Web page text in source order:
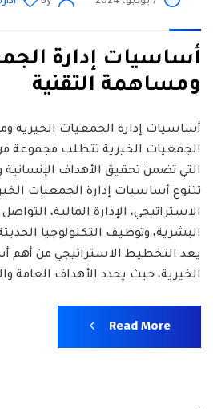
أساسيات إدارة
ومساهمة التقنية
أساسيات إدارة الجمعيات الخيرية
الجمعيات الخيرية تتطلب مجموعة
التي تضمن تحقيق الأهداف الإنسانية
تتنوع أساسيات إدارة الجمعيات
الاستراتيجي، الإدارة المالية،
البشرية، وتوظيف التكنولوجيا
يعد التخطيط الاستراتيجي من أهم
الخيرية، حيث يحدد الأهداف العامة
Read More